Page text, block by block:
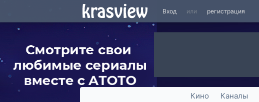
Вход или регистрация
Кино Каналы